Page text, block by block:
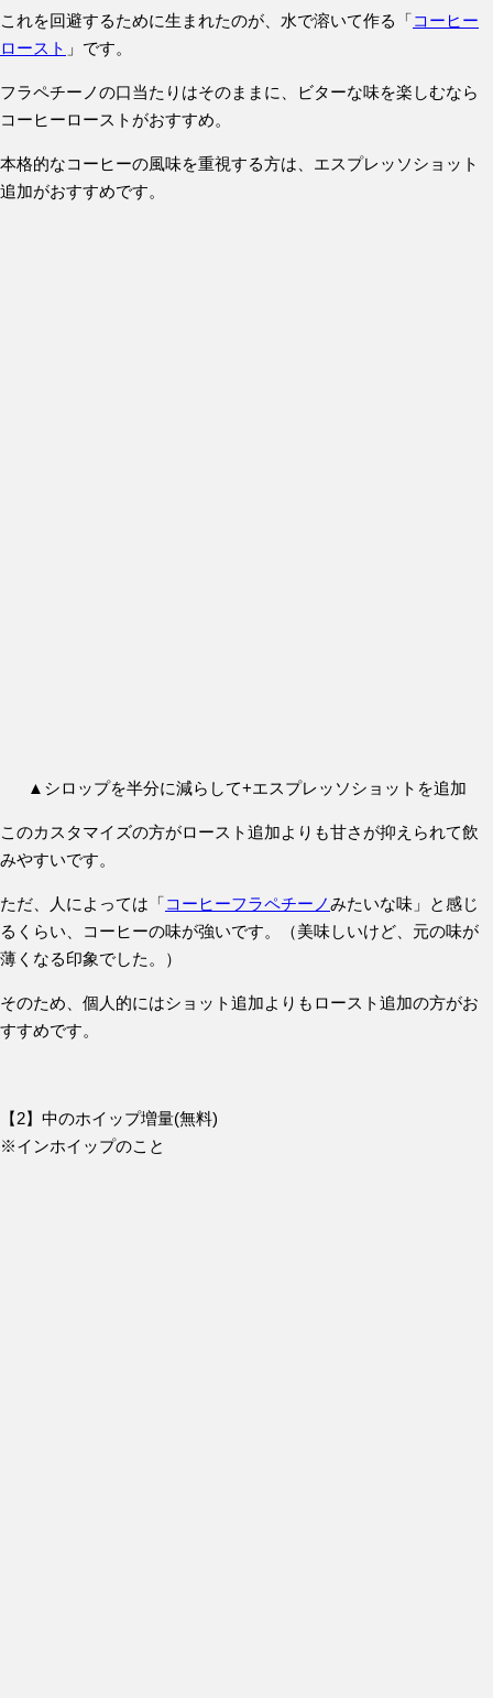
これを回避するために生まれたのが、水で溶いて作る「コーヒー
ロースト 」です。
フラペチーノの口当たりはそのままに、ビターな味を楽しむなら
コーヒーローストがおすすめ。
本格的なコーヒーの風味を重視する方は、エスプレッソショット
追加がおすすめです。
▲シロップを半分に減らして+エスプレッソショットを追加
このカスタマイズの方がロースト追加よりも甘さが抑えられて飲
みやすいです。
ただ、人によっては「コーヒーフラペチーノみたいな味」と感じ
るくらい、コーヒーの味が強いです。（美味しいけど、元の味が
薄くなる印象でした。）
そのため、個人的にはショット追加よりもロースト追加の方がお
すすめです。
【2】中のホイップ増量(無料)
※インホイップのこと